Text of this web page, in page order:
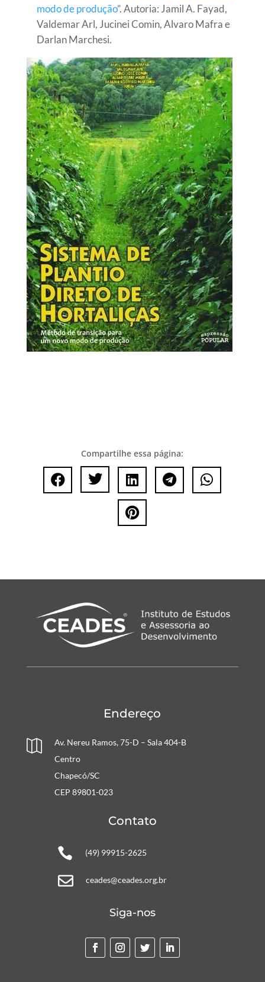
modo de produção”. Autoria: Jamil A. Fayad,
Valdemar Arl, Jucinei Comin, Alvaro Mafra e
Darlan Marchesi.
Compartilhe essa página:
    

Endereço

Av. Nereu Ramos, 75-D – Sala 404-B
Centro
Chapecó/SC
CEP 89801-023
Contato
 (49) 99915-2625
 ceades@ceades.org.br
Siga-nos